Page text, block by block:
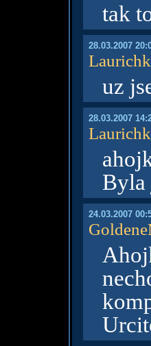
tak
28.03.2007
uz
28.03.2007
Byla
24.03.2007